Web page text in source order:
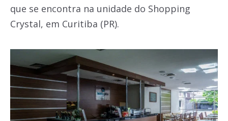
que se encontra na unidade do Shopping
Crystal, em Curitiba (PR).